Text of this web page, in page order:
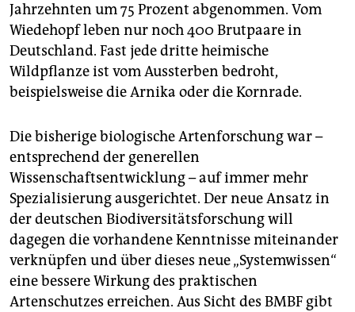
Jahrzehnten um 75 Prozent abgenommen. Vom
Wiedehopf leben nur noch 400 Brutpaare in
Deutschland. Fast jede dritte heimische
Wildpflanze ist vom Aussterben bedroht,
beispielsweise die Arnika oder die Kornrade.
Die bisherige biologische Artenforschung war –
entsprechend der generellen
Wissenschaftsentwicklung – auf immer mehr
Spezialisierung ausgerichtet. Der neue Ansatz in
der deutschen Biodiversitätsforschung will
dagegen die vorhandene Kenntnisse miteinander
verknüpfen und über dieses neue „Systemwissen“
eine bessere Wirkung des praktischen
Artenschutzes erreichen. Aus Sicht des BMBF gibt